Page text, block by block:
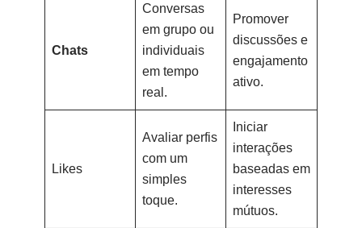
Chats
Conversas
em grupo ou
individuais
em tempo
real.
Promover
discussões e
engajamento
ativo.
Likes
Avaliar perfis
com um
simples
toque.
Iniciar
interações
baseadas em
interesses
mútuos.